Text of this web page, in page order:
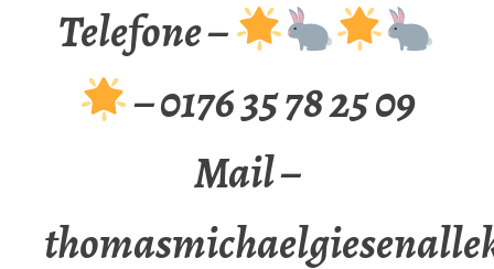
Telefone –
– 0176 35 78 25 09
Mail –